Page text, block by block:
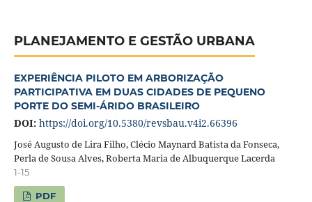
PLANEJAMENTO E GESTÃO URBANA
EXPERIÊNCIA PILOTO EM ARBORIZAÇÃO
PARTICIPATIVA EM DUAS CIDADES DE PEQUENO
PORTE DO SEMI-ÁRIDO BRASILEIRO
DOI: https://doi.org/10.5380/revsbau.v4i2.66396
José Augusto de Lira Filho, Clécio Maynard Batista da Fonseca,
Perla de Sousa Alves, Roberta Maria de Albuquerque Lacerda
1-15
PDF